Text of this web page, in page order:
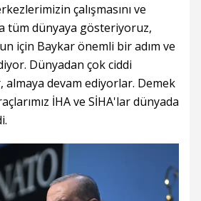
çalışmasını ve
tüm dünyaya gösteriyoruz,
için Baykar önemli bir adım ve
Dünyadan çok ciddi
almaya devam ediyorlar. Demek
İHA ve SİHA'lar dünyada